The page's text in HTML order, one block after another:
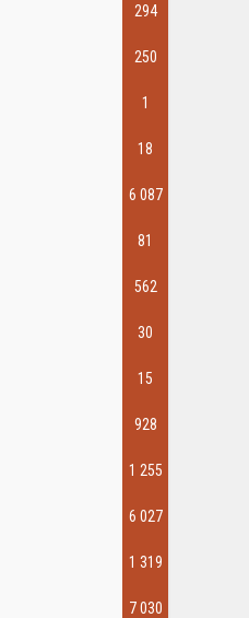
294
250
1
18
6 087
81
562
30
15
928
1 255
6 027
1 319
7 030